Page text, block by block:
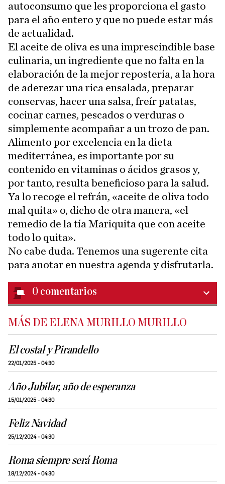
autoconsumo que les proporciona el gasto
para el año entero y que no puede estar más
de actualidad.
El aceite de oliva es una imprescindible base
culinaria, un ingrediente que no falta en la
elaboración de la mejor repostería, a la hora
de aderezar una rica ensalada, preparar
conservas, hacer una salsa, freír patatas,
cocinar carnes, pescados o verduras o
simplemente acompañar a un trozo de pan.
Alimento por excelencia en la dieta
mediterránea, es importante por su
contenido en vitaminas o ácidos grasos y,
por tanto, resulta beneficioso para la salud.
Ya lo recoge el refrán, «aceite de oliva todo
mal quita» o, dicho de otra manera, «el
remedio de la tía Mariquita que con aceite
todo lo quita».
No cabe duda. Tenemos una sugerente cita
para anotar en nuestra agenda y disfrutarla.
0 comentarios
MÁS DE ELENA MURILLO MURILLO
El costal y Pirandello
22/01/2025 - 04:30
Año Jubilar, año de esperanza
15/01/2025 - 04:30
Feliz Navidad
25/12/2024 - 04:30
Roma siempre será Roma
18/12/2024 - 04:30